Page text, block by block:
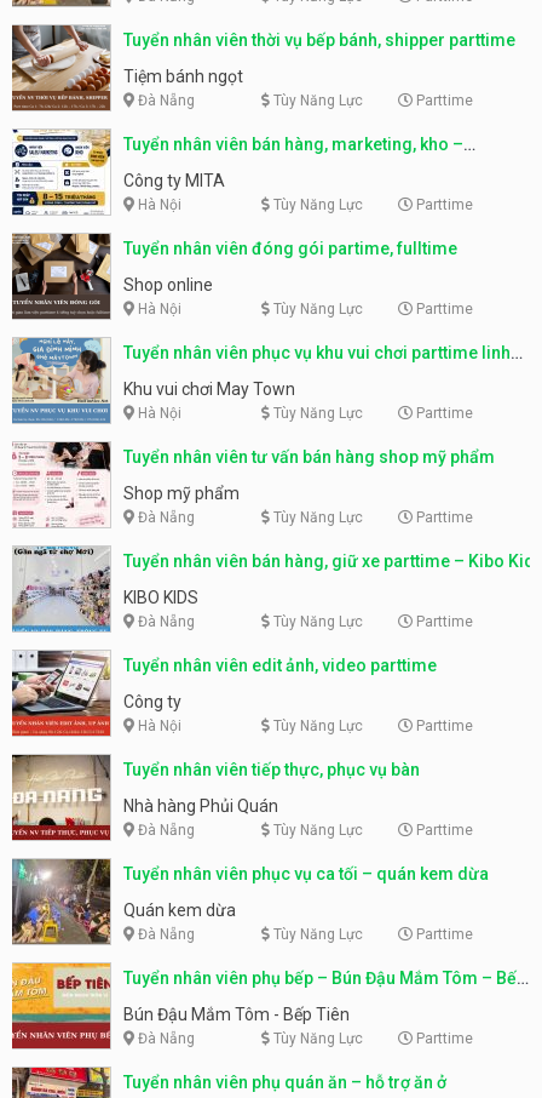
Tuyển nhân viên thời vụ bếp bánh, shipper parttime
Tiệm bánh ngọt
Đà Nẵng Tùy Năng Lực Parttime
Tuyển nhân viên bán hàng, marketing, kho –
parttime, fulltime
Công ty MITA
Hà Nội Tùy Năng Lực Parttime
Tuyển nhân viên đóng gói partime, fulltime
Shop online
Hà Nội Tùy Năng Lực Parttime
Tuyển nhân viên phục vụ khu vui chơi parttime linh
động
Khu vui chơi May Town
Hà Nội Tùy Năng Lực Parttime
Tuyển nhân viên tư vấn bán hàng shop mỹ phẩm
Shop mỹ phẩm
Đà Nẵng Tùy Năng Lực Parttime
Tuyển nhân viên bán hàng, giữ xe parttime – Kibo Kid
KIBO KIDS
Đà Nẵng Tùy Năng Lực Parttime
Tuyển nhân viên edit ảnh, video parttime
Công ty
Hà Nội Tùy Năng Lực Parttime
Tuyển nhân viên tiếp thực, phục vụ bàn
Nhà hàng Phủi Quán
Đà Nẵng Tùy Năng Lực Parttime
Tuyển nhân viên phục vụ ca tối – quán kem dừa
Quán kem dừa
Đà Nẵng Tùy Năng Lực Parttime
Tuyển nhân viên phụ bếp – Bún Đậu Mắm Tôm – Bếp
Tiên
Bún Đậu Mắm Tôm - Bếp Tiên
Đà Nẵng Tùy Năng Lực Parttime
Tuyển nhân viên phụ quán ăn – hỗ trợ ăn ở